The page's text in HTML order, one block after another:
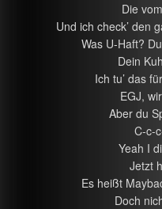
Die
Und ich check’ den
Was U-Haft?
Dein
Ich tu’ das
EGJ,
Aber du
C-c-
Yeah I
Jetzt
Es heißt
Doch